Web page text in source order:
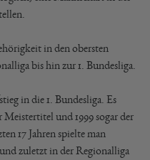
in den obersten
bis hin zur 1. Bundesliga.
in die 1. Bundesliga. Es
Meistertitel und 1999 sogar der
17 Jahren spielte man
und zuletzt in der Regionalliga